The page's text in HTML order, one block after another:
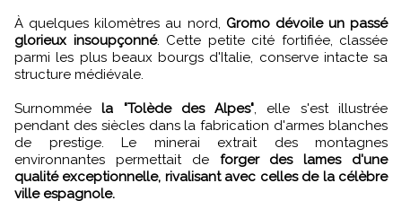
À quelques kilomètres au nord, Gromo dévoile un passé
glorieux insoupçonné. Cette petite cité fortifiée, classée
parmi les plus beaux bourgs d'Italie, conserve intacte sa
structure médiévale.
Surnomméela "Tolède des Alpes", elle s'est illustrée
pendant des siècles dans la fabrication d'armes blanches
de prestige. Le minerai extrait des montagnes
environnantes permettait de forger des lames d'une
qualité exceptionnelle, rivalisant avec celles de la célèbre
ville espagnole.